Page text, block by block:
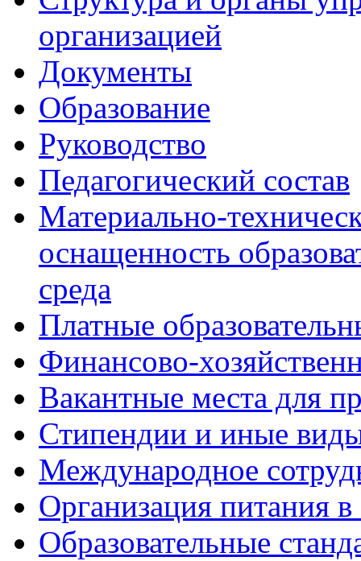
организацией
Документы
Образование
Руководство
Педагогический состав
Материально-
оснащенность
среда
Платные
Финансово-
Вакантные места для
Стипендии и иные
Международное
Организация питания в
Образовательные